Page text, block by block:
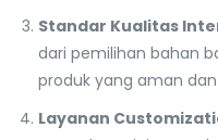
Standar Kualitas
dari pemilihan bahan
produk yang aman
Layanan